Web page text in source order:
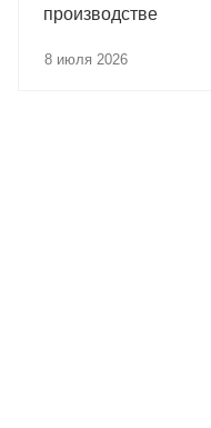
производстве
8 июля 2026